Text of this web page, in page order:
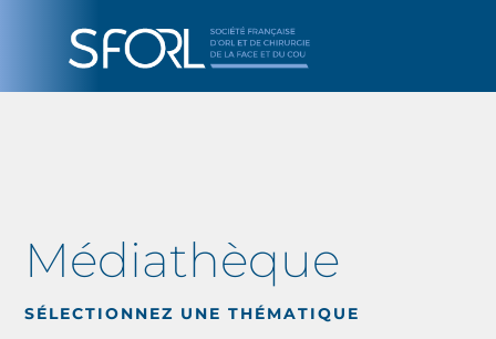
Médiathèque
SÉLECTIONNEZ UNE THÉMATIQUE